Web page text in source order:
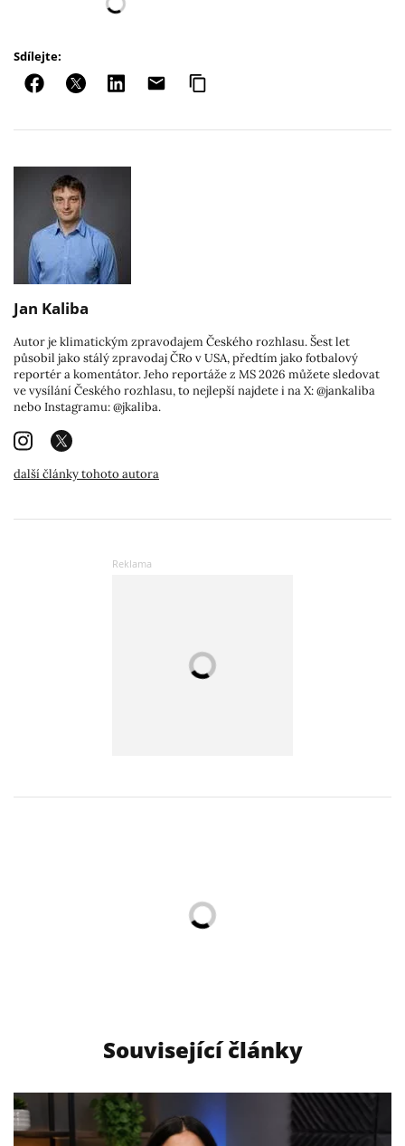
Sdílejte:
Jan Kaliba
Autor je klimatickým zpravodajem Českého rozhlasu. Šest let
působil jako stálý zpravodaj ČRo v USA, předtím jako fotbalový
reportér a komentátor. Jeho reportáže z MS 2026 můžete sledovat
ve vysílání Českého rozhlasu, to nejlepší najdete i na X: @jankaliba
nebo Instagramu: @jkaliba.
další články tohoto autora
Související články